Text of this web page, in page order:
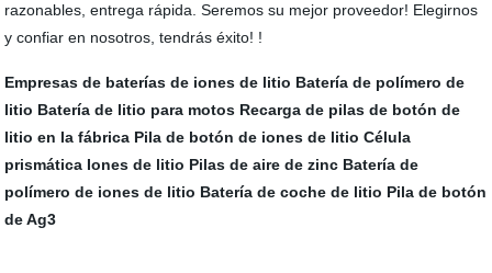
razonables, entrega rápida. Seremos su mejor proveedor! Elegirnos
y confiar en nosotros, tendrás éxito! !
Empresas de baterías de iones de litio Batería de polímero de
litio Batería de litio para motos Recarga de pilas de botón de
litio en la fábrica Pila de botón de iones de litio Célula
prismática Iones de litio Pilas de aire de zinc Batería de
polímero de iones de litio Batería de coche de litio Pila de botón
de Ag3